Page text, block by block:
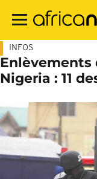
contenu
INFOS
Enlèvements
Nigeria : 11